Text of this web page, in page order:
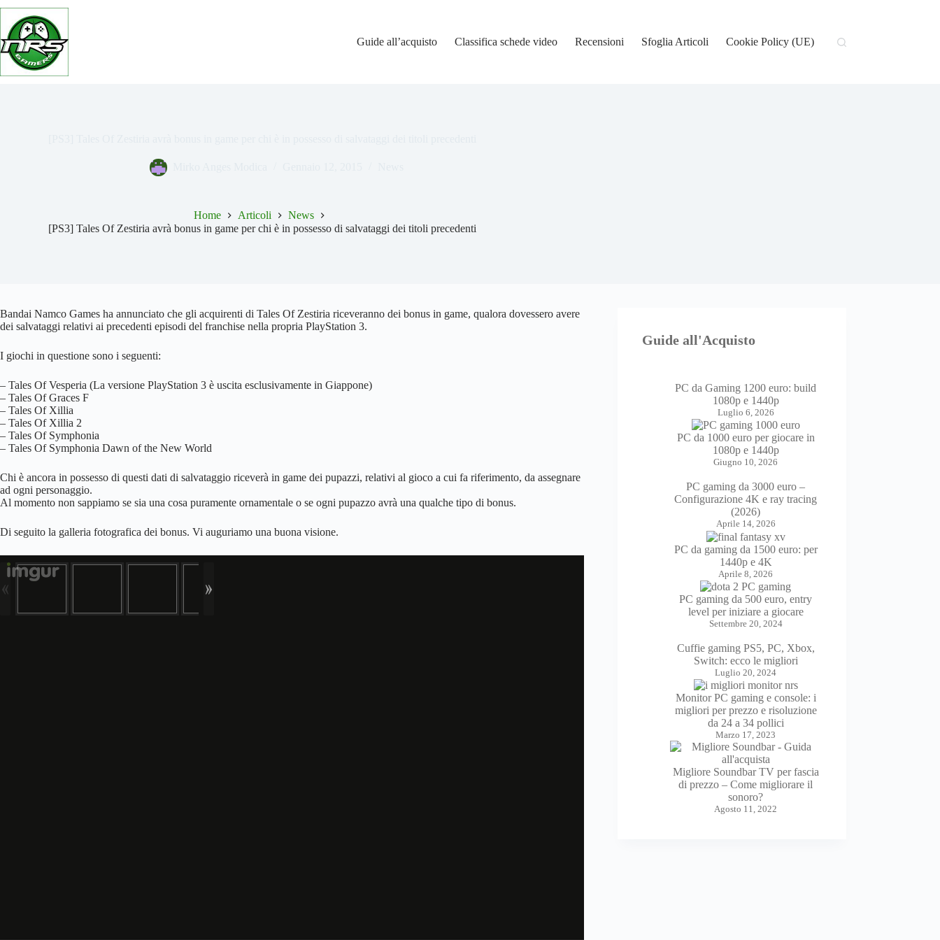
Salta
contenuto
Guide all’acquisto
Classifica schede video Recensioni Sfoglia Articoli Cookie Policy (UE)
Home Articoli
News
[PS3] Tales Of Zestiria avrà bonus in game per chi è in possesso di salvataggi dei titoli precedenti
Bandai Namco Games ha annunciato che gli acquirenti di Tales Of Zestiria riceveranno dei bonus in game, qualora dovessero avere
dei salvataggi relativi ai precedenti episodi del franchise nella propria PlayStation 3.
I giochi in questione sono i seguenti:
– Tales Of Vesperia (La versione PlayStation 3 è uscita esclusivamente in Giappone)
– Tales Of Graces F
– Tales Of Xillia
– Tales Of Xillia 2
– Tales Of Symphonia
– Tales Of Symphonia Dawn of the New World
Chi è ancora in possesso di questi dati di salvataggio riceverà in game dei pupazzi, relativi al gioco a cui fa riferimento, da assegnare
ad ogni personaggio.
Al momento non sappiamo se sia una cosa puramente ornamentale o se ogni pupazzo avrà una qualche tipo di bonus.
Di seguito la galleria fotografica dei bonus. Vi auguriamo una buona visione.
Guide all'Acquisto
PC da Gaming 1200 euro: build
1080p e 1440p
Luglio 6, 2026
PC da 1000 euro per giocare in
1080p e 1440p
Giugno 10, 2026
PC gaming da 3000 euro –
Configurazione 4K e ray tracing
(2026)
Aprile 14, 2026
PC da gaming da 1500 euro: per
1440p e 4K
Aprile 8, 2026
PC gaming da 500 euro, entry
level per iniziare a giocare
Settembre 20, 2024
Cuffie gaming PS5, PC, Xbox,
Switch: ecco le migliori
Luglio 20, 2024
Monitor PC gaming e console: i
migliori per prezzo e risoluzione
da 24 a 34 pollici
Marzo 17, 2023
Migliore Soundbar TV per fascia
di prezzo – Come migliorare il
sonoro?
Agosto 11, 2022